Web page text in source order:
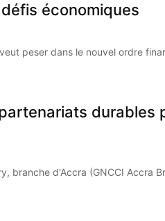
défis économiques
peser dans le nouvel ordre
durables
branche d'Accra (GNCCI Accra